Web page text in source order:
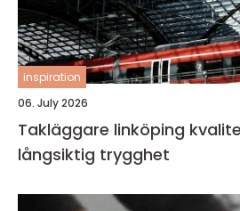
inspiration
06. July 2026
Takläggare linköping kvalitetstak för
långsiktig trygghet